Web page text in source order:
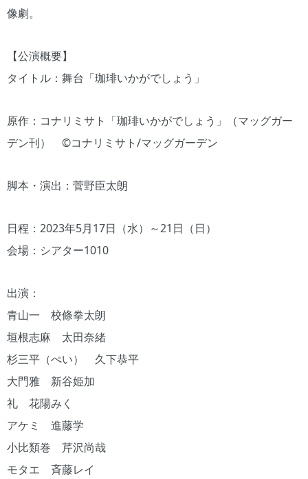
像劇。
【公演概要】
タイトル：舞台「珈琲いかがでしょう」
原作：コナリミサト「珈琲いかがでしょう」（マッグガー
デン刊） ©コナリミサト/マッグガーデン
脚本・演出：菅野臣太朗
日程：2023年5月17日（水）～21日（日）
会場：シアター1010
出演：
青山一 校條拳太朗
垣根志麻 太田奈緒
杉三平（ぺい） 久下恭平
大門雅 新谷姫加
礼 花陽みく
アケミ 進藤学
小比類巻 芹沢尚哉
モタエ 斉藤レイ